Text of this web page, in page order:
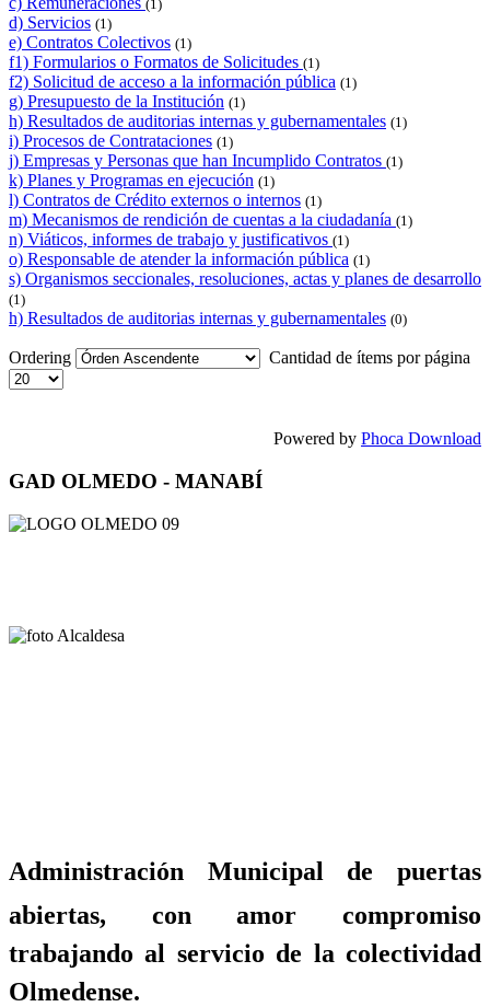
(1)
d) Servicios (1)
e) Contratos Colectivos (1)
f1) Formularios o Formatos de Solicitudes (1)
f2) Solicitud de acceso a la información pública (1)
g) Presupuesto de la Institución (1)
h) Resultados de auditorias internas y gubernamentales (1)
i) Procesos de Contrataciones (1)
j) Empresas y Personas que han Incumplido Contratos (1)
k) Planes y Programas en ejecución (1)
l) Contratos de Crédito externos o internos (1)
m) Mecanismos de rendición de cuentas a la ciudadanía (1)
n) Viáticos, informes de trabajo y justificativos (1)
o) Responsable de atender la información pública (1)
s) Organismos seccionales, resoluciones, actas y planes de desarrollo
(1)
h) Resultados de auditorias internas y gubernamentales (0)
Ordering Cantidad de ítems por página
Powered by Phoca Download
GAD OLMEDO - MANABÍ
Administración Municipal de puertas
abiertas, con amor compromiso
trabajando al servicio de la colectividad
Olmedense.